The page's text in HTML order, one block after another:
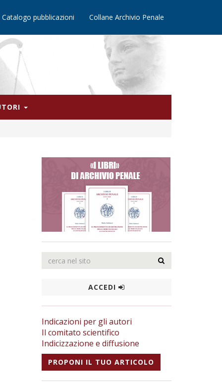
Catalogo pubblicazioni Collane Archivio Penale
ACCEDI
Indicazioni per gli autori
Il comitato scientifico
Indicizzazione e diffusione
PROPONI IL TUO ARTICOLO